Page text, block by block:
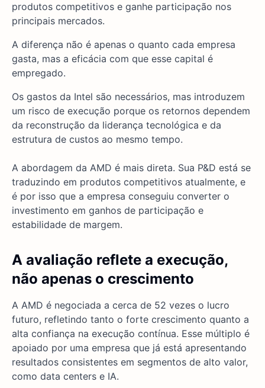
produtos competitivos e ganhe participação nos
principais mercados.
A diferença não é apenas o quanto cada empresa
gasta, mas a eficácia com que esse capital é
empregado.
Os gastos da Intel são necessários, mas introduzem
um risco de execução porque os retornos dependem
da reconstrução da liderança tecnológica e da
estrutura de custos ao mesmo tempo.
A abordagem da AMD é mais direta. Sua P&D está se
traduzindo em produtos competitivos atualmente, e
é por isso que a empresa conseguiu converter o
investimento em ganhos de participação e
estabilidade de margem.
A avaliação reflete a execução,
não apenas o crescimento
A AMD é negociada a cerca de 52 vezes o lucro
futuro, refletindo tanto o forte crescimento quanto a
alta confiança na execução contínua. Esse múltiplo é
apoiado por uma empresa que já está apresentando
resultados consistentes em segmentos de alto valor,
como data centers e IA.